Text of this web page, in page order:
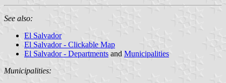
See also:
El Salvador
El Salvador - Clickable Map
El Salvador - Departments and Municipalities
Municipalities: